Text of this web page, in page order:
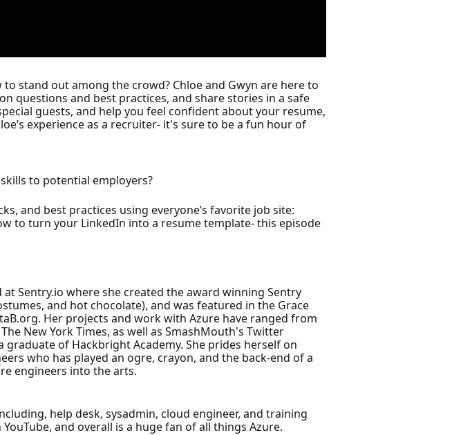
stand out among the crowd? Chloe and Gwyn are here to
questions and best practices, and share stories in a safe
guests, and help you feel confident about your resume,
experience as a recruiter- it's sure to be a fun hour of
to potential employers?
and best practices using everyone’s favorite job site:
to turn your LinkedIn into a resume template- this episode
Sentry.io where she created the award winning Sentry
and hot chocolate), and was featured in the Grace
Her projects and work with Azure have ranged from
New York Times, as well as SmashMouth's Twitter
graduate of Hackbright Academy. She prides herself on
who has played an ogre, crayon, and the back-end of a
engineers into the arts.
help desk, sysadmin, cloud engineer, and training
and overall is a huge fan of all things Azure.